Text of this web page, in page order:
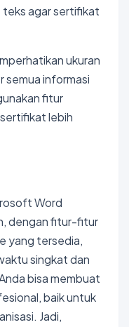
agar sertifikat
ukuran
informasi
fitur
lebih
Word
dengan fitur-fitur
yang tersedia,
singkat dan
bisa membuat
baik untuk
Jadi,